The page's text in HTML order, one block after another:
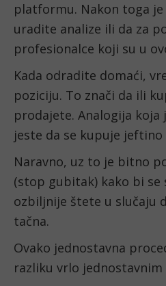
platformu. Nakon toga je
uradite analize ili da za
profesionalce koji su u
Kada odradite domaći,
poziciju. To znači da ili
prodajete. Analogija koja
jeste da se kupuje
Naravno, uz to je bitno
(stop gubitak) kako bi se
ozbiljnije štete u slučaju
tačna.
Ovako jednostavna
razliku vrlo